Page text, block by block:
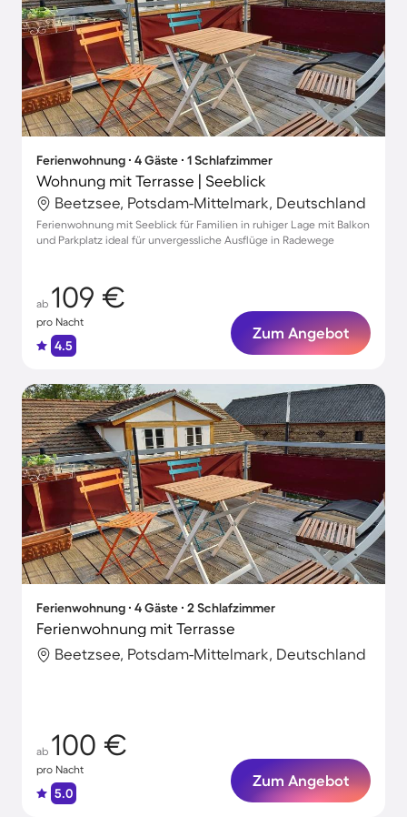
Ferienwohnung ∙ 4 Gäste ∙ 1 Schlafzimmer
Wohnung mit Terrasse | Seeblick
Beetzsee, Potsdam-Mittelmark, Deutschland
Ferienwohnung mit Seeblick für Familien in ruhiger Lage mit Balkon
und Parkplatz ideal für unvergessliche Ausflüge in Radewege
ab 109 €
pro Nacht
4.5
Zum Angebot
Ferienwohnung ∙ 4 Gäste ∙ 2 Schlafzimmer
Ferienwohnung mit Terrasse
Beetzsee, Potsdam-Mittelmark, Deutschland
ab 100 €
pro Nacht
5.0
Zum Angebot